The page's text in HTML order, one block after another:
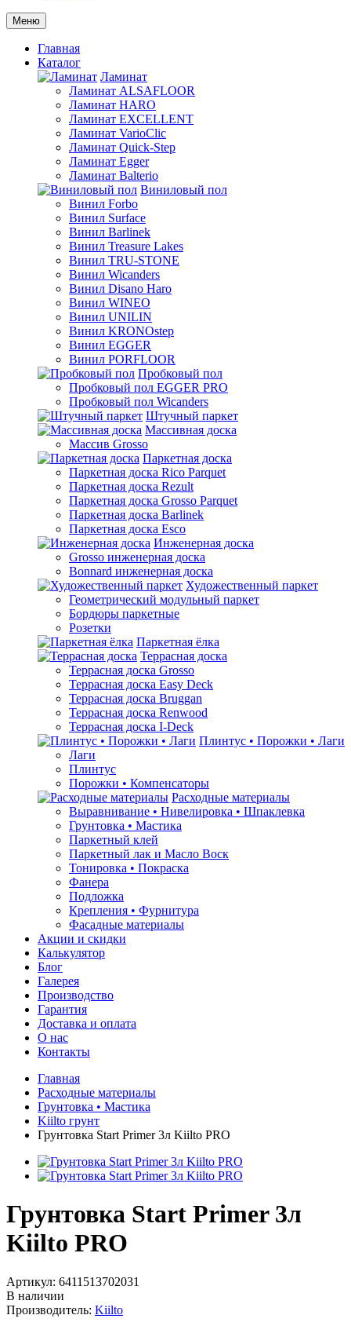
Меню
Главная
Каталог
Ламинат
Ламинат ALSAFLOOR
Ламинат HARO
Ламинат EXCELLENT
Ламинат VarioClic
Ламинат Quick-Step
Ламинат Egger
Ламинат Balterio
Виниловый пол
Винил Forbo
Винил Surface
Винил Barlinek
Винил Treasure Lakes
Винил TRU-STONE
Винил Wicanders
Винил Disano Haro
Винил WINEO
Винил UNILIN
Винил KRONOstep
Винил EGGER
Винил PORFLOOR
Пробковый пол
Пробковый пол EGGER PRO
Пробковый пол Wicanders
Штучный паркет
Массивная доска
Массив Grosso
Паркетная доска
Паркетная доска Rico Parquet
Паркетная доска Rezult
Паркетная доска Grosso Parquet
Паркетная доска Barlinek
Паркетная доска Esco
Инженерная доска
Grosso инженерная доска
Bonnard инженерная доска
Художественный паркет
Геометрический модульный паркет
Бордюры паркетные
Розетки
Паркетная ёлка
Террасная доска
Террасная доска Grosso
Террасная доска Easy Deck
Террасная доска Bruggan
Террасная доска Renwood
Террасная доска I-Deck
Плинтус • Порожки • Лаги
Лаги
Плинтус
Порожки • Компенсаторы
Расходные материалы
Выравнивание • Нивелировка • Шпаклевка
Грунтовкa • Мастика
Паркетный клей
Паркетный лак и Масло Воск
Тонировка • Покраска
Фанера
Подложка
Крепления • Фурнитура
Фасадные материалы
Акции и скидки
Калькулятор
Блог
Галерея
Производство
Гарантия
Доставка и оплата
О нас
Контакты
Главная
Расходные материалы
Грунтовкa • Мастика
Kiilto грунт
Грунтовка Start Primer 3л Kiilto PRO
Грунтовка Start Primer 3л
Kiilto PRO
Артикул: 6411513702031
В наличии
Производитель: Kiilto